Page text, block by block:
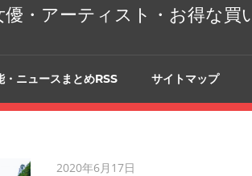
・アーティスト・お得な買
・ニュースまとめRSS サイトマップ
2020年6月17日